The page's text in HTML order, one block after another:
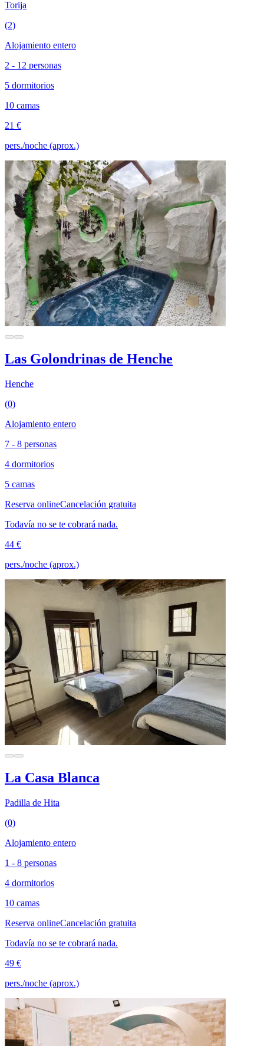
Torija
(2)
Alojamiento entero
2 - 12 personas
5 dormitorios
10 camas
21 €
pers./noche (aprox.)
Las Golondrinas de Henche
Henche
(0)
Alojamiento entero
7 - 8 personas
4 dormitorios
5 camas
Reserva onlineCancelación gratuita
Todavía no se te cobrará nada.
44 €
pers./noche (aprox.)
La Casa Blanca
Padilla de Hita
(0)
Alojamiento entero
1 - 8 personas
4 dormitorios
10 camas
Reserva onlineCancelación gratuita
Todavía no se te cobrará nada.
49 €
pers./noche (aprox.)